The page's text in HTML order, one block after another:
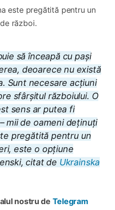
este pregătită pentru un
război.
să înceapă cu pași
deoarece nu există
Sunt necesare acțiuni
sfârșitulrăzboiului. O
sens ar putea fi
mii de oameni deținuți
pregătită pentru un
, este o opțiune
citat de Ukrainska
nostru de Telegram